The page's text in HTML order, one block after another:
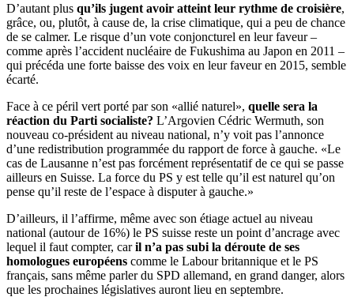
D’autant plus qu’ils jugent avoir atteint leur rythme de croisière,
grâce, ou, plutôt, à cause de, la crise climatique, qui a peu de chance
de se calmer. Le risque d’un vote conjoncturel en leur faveur –
comme après l’accident nucléaire de Fukushima au Japon en 2011 –
qui précéda une forte baisse des voix en leur faveur en 2015, semble
écarté.
Face à ce péril vert porté par son «allié naturel», quelle sera la
réaction du Parti socialiste? L’Argovien Cédric Wermuth, son
nouveau co-président au niveau national, n’y voit pas l’annonce
d’une redistribution programmée du rapport de force à gauche. «Le
cas de Lausanne n’est pas forcément représentatif de ce qui se passe
ailleurs en Suisse. La force du PS y est telle qu’il est naturel qu’on
pense qu’il reste de l’espace à disputer à gauche.»
D’ailleurs, il l’affirme, même avec son étiage actuel au niveau
national (autour de 16%) le PS suisse reste un point d’ancrage avec
lequel il faut compter, caril n’a pas subi la déroute de ses
homologues européens comme le Labour britannique et le PS
français, sans même parler du SPD allemand, en grand danger, alors
que les prochaines législatives auront lieu en septembre.